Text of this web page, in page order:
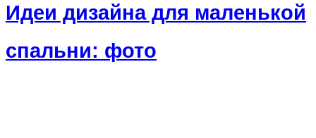
Идеи дизайна для маленькой
спальни: фото